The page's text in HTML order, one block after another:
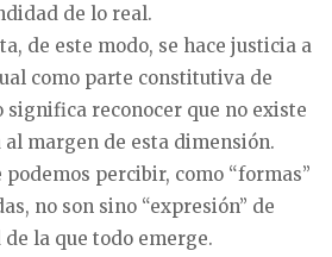
de lo real.
de este modo, se hace justicia a
como parte constitutiva de
reconocer que no existe
margen de esta dimensión.
podemos percibir, como “formas”
no son sino “expresión” de
la que todo emerge.